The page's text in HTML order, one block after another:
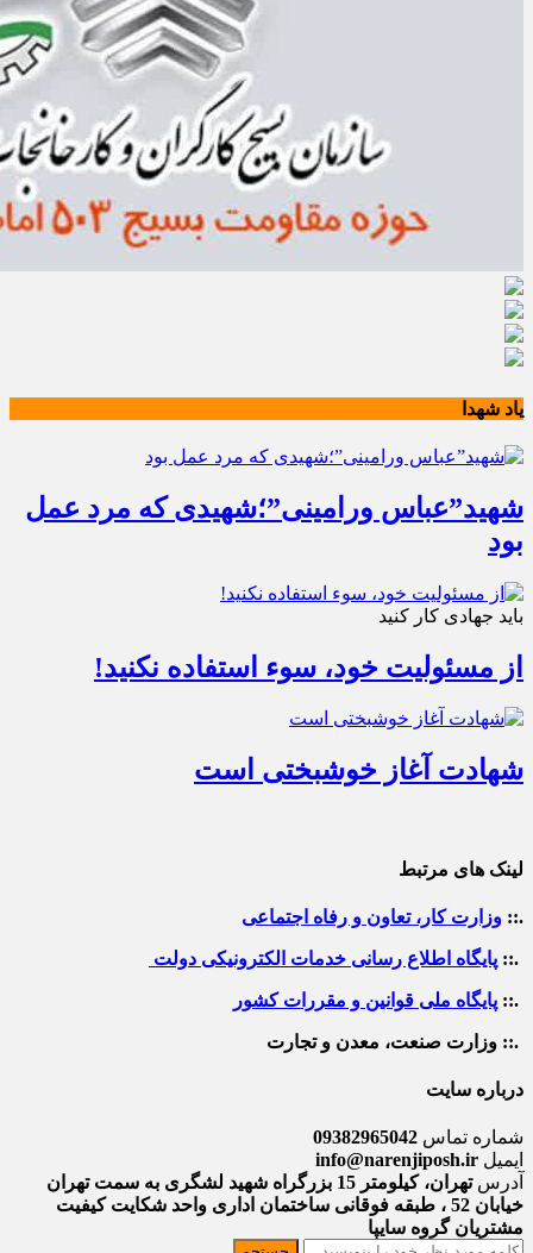
یاد شهدا
شهید”عباس ورامینی”؛شهیدی که مرد عمل
بود
باید جهادی کار کنید
از مسئولیت خود، سوء استفاده نکنید!
شهادت آغاز خوشبختی است
لینک های مرتبط
.:: وزارت کار، تعاون و رفاه اجتماعی
.:: پایگاه اطلاع رسانی خدمات الکترونیکی دولت
.:: پایگاه ملی قوانین و مقررات کشور
.:: وزارت صنعت، معدن و تجارت
درباره سایت
شماره تماس 09382965042
ایمیل info@narenjiposh.ir
آدرس
تهران، کیلومتر 15 بزرگراه شهید لشگری به سمت تهران
خیابان 52 ، طبقه فوقانی ساختمان اداری واحد شکایت کیفیت
مشتریان گروه سایپا